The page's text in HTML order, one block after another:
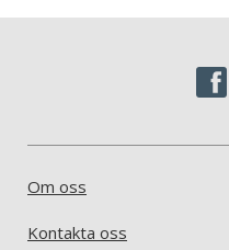
Om oss
Kontakta oss